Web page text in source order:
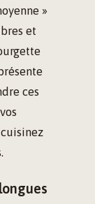
»
et
ces